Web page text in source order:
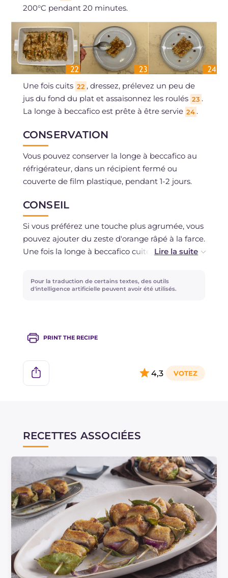
200°C pendant 20 minutes.
Une fois cuits 22 , dressez, prélevez un peu de
jus du fond du plat et assaisonnez les roulés 23 .
La longe à beccafico est prête à être servie 24 .
CONSERVATION
Vous pouvez conserver la longe à beccafico au
réfrigérateur, dans un récipient fermé ou
couverte de film plastique, pendant 1-2 jours.
CONSEIL
Si vous préférez une touche plus agrumée, vous
pouvez ajouter du zeste d'orange râpé à la farce.
Une fois la longe à beccafico cuite, vous pouvez
sicilienne : couvrez d'un linge propre pour que
les saveurs s'amalgament encore plus et laissez
Pour la traduction de certains textes, des outils
d'intelligence artificielle peuvent avoir été utilisés.
PRINT THE RECIPE
4,3
RECETTES ASSOCIÉES